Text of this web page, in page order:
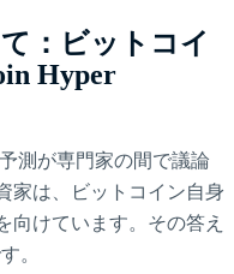
：ビットコイ
Hyper
測が専門家の間で議論
家は、ビットコイン自身
向けています。その答え
。